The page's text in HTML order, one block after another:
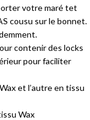
votre maré tet
cousu sur le bonnet.
contenir des locks
pour faciliter
et l’autre en tissu
Wax